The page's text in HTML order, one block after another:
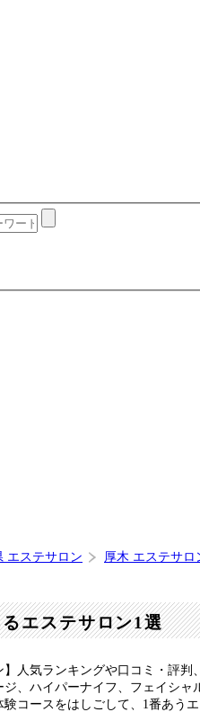
エステサロン 厚木 エステサロ
エステサロン1選
】人気ランキングや口コミ・評
、ハイパーナイフ、フェイシ
コースをはしごして、1番あ